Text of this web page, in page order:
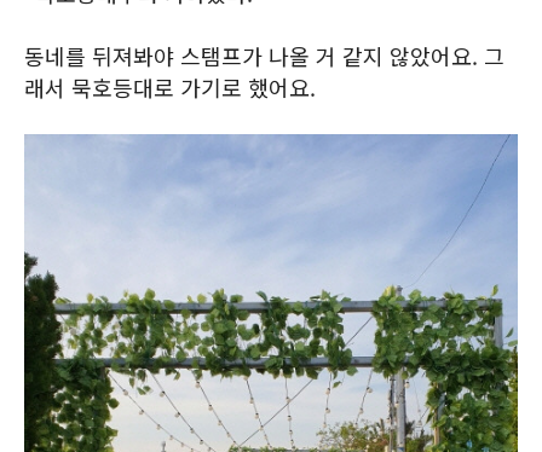
동네를 뒤져봐야 스탬프가 나올 거 같지 않았어요. 그
래서 묵호등대로 가기로 했어요.